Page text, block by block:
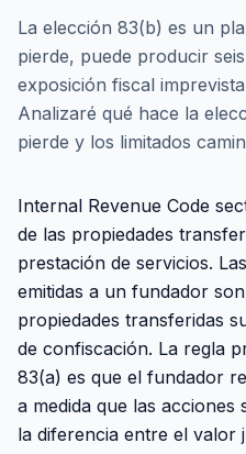
La elección 83(b) es un
pierde, puede producir
exposición fiscal
Analizaré qué hace la
pierde y los limitados
Internal Revenue Code
de las propiedades
prestación de servicios.
emitidas a un fundador
propiedades transferidas
de confiscación. La regla
83(a) es que el fundador
a medida que las
la diferencia entre el valor